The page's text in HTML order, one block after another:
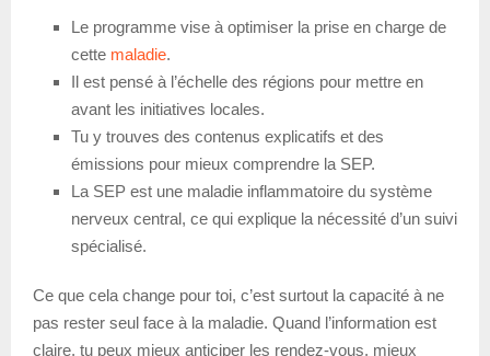
Le programme vise à optimiser la prise en charge de
cette maladie.
Il est pensé à l’échelle des régions pour mettre en
avant les initiatives locales.
Tu y trouves des contenus explicatifs et des
émissions pour mieux comprendre la SEP.
La SEP est une maladie inflammatoire du système
nerveux central, ce qui explique la nécessité d’un suivi
spécialisé.
Ce que cela change pour toi, c’est surtout la capacité à ne
pas rester seul face à la maladie. Quand l’information est
claire, tu peux mieux anticiper les rendez-vous, mieux